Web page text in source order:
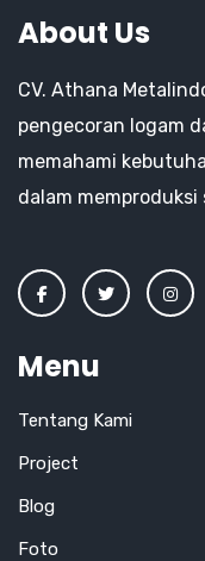
About Us
CV. Athana
pengecoran logam
memahami
dalam memproduksi
Menu
Tentang Kami
Project
Blog
Foto